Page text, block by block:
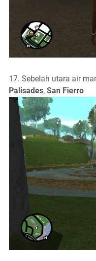
17. Sebelah utara air
Palisades, San Fierro